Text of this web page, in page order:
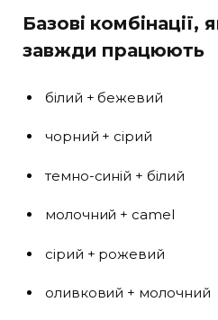
Базові комбінації,
завжди працюють
білий + бежевий
чорний + сірий
темно-синій + білий
молочний + camel
сірий + рожевий
оливковий + молочний